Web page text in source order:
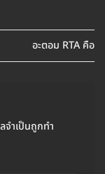
อะตอม RTA คือ
จำเป็นถูกทำ